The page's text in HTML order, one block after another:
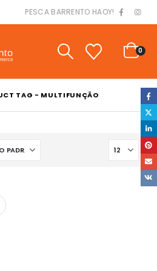
PESCA BARRENTO HAOY!
0
TAG - MULTIFUNÇÃO